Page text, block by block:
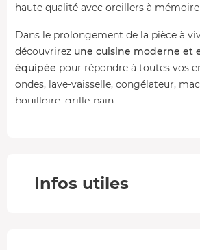
haute qualité avec oreillers à
Dans le prolongement de la pièce à
découvrirez une cuisine moderne et
équipée pour répondre à toutes vos
ondes, lave-vaisselle, congélateur,
bouilloire, grille-pain...
Votre espace bien-être
Infos utiles